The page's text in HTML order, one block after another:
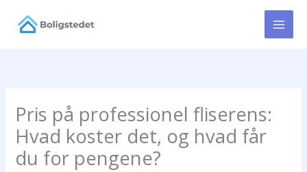
Pris på professionel fliserens:
Hvad koster det, og hvad får
du for pengene?